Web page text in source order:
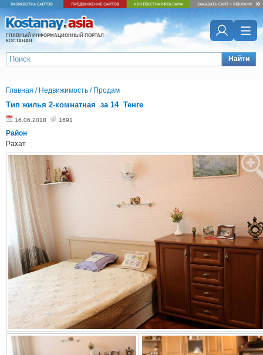
ГЛАВНЫЙ ИНФОРМАЦИОННЫЙ ПОРТАЛ
КОСТАНАЯ
Найти
Главная / Недвижимость / Продам
Тип жилья 2-комнатная за 14 Тенге
16.06.2018 1691
Район
Рахат